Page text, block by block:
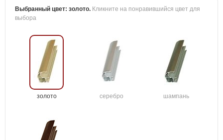
Выбранный цвет: золото. Кликните на понравившийся цвет для
выбора
золото серебро шампань